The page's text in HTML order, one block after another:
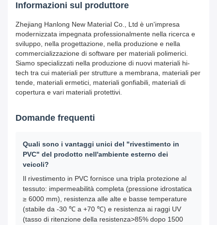
Informazioni sul produttore
Zhejiang Hanlong New Material Co., Ltd è un'impresa
modernizzata impegnata professionalmente nella ricerca e
sviluppo, nella progettazione, nella produzione e nella
commercializzazione di software per materiali polimerici.
Siamo specializzati nella produzione di nuovi materiali hi-
tech tra cui materiali per strutture a membrana, materiali per
tende, materiali ermetici, materiali gonfiabili, materiali di
copertura e vari materiali protettivi.
Domande frequenti
Quali sono i vantaggi unici del "rivestimento in
PVC" del prodotto nell'ambiente esterno dei
veicoli?
Il rivestimento in PVC fornisce una tripla protezione al
tessuto: impermeabilità completa (pressione idrostatica
≥ 6000 mm), resistenza alle alte e basse temperature
(stabile da -30 ℃ a +70 ℃) e resistenza ai raggi UV
(tasso di ritenzione della resistenza>85% dopo 1500